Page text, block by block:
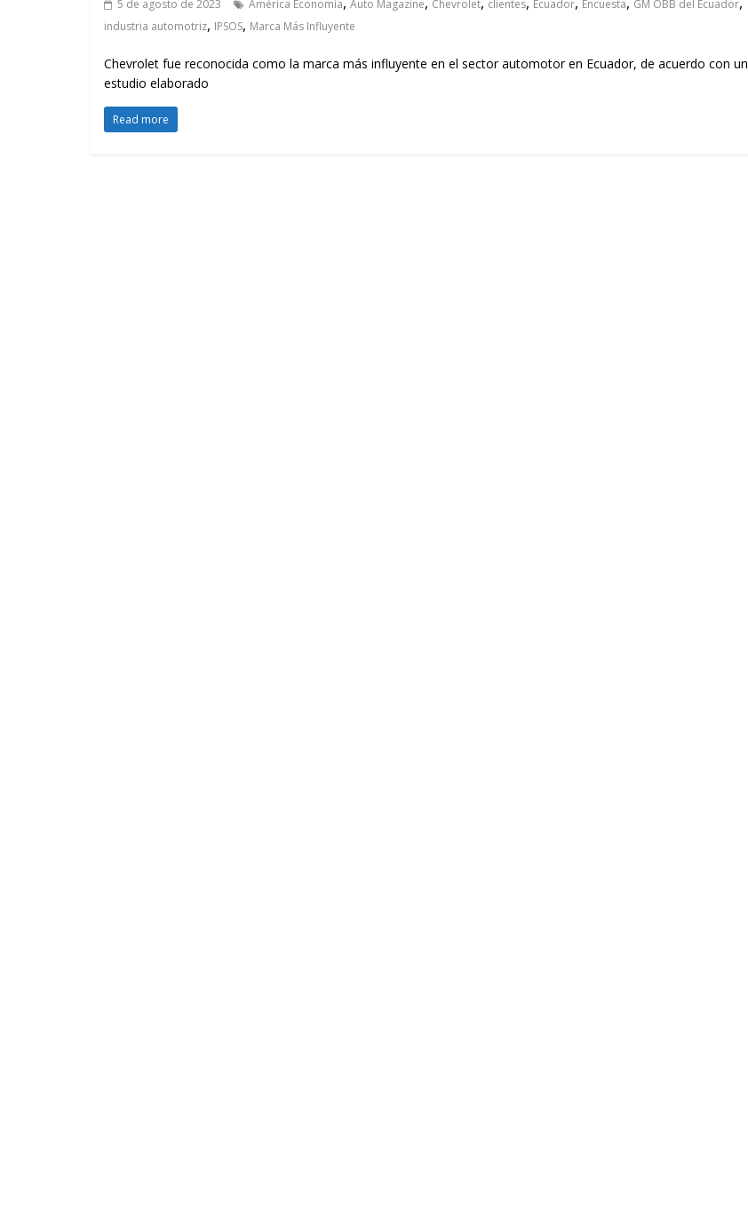
5 de agosto de 2023 América Economía Auto Magazine Chevrolet clientes Ecuador Encuesta GM OBB del Ecuador
industria automotriz, IPSOS, Marca Más Influyente
Chevrolet fue reconocida como la marca más influyente en el sector automotor en Ecuador, de acuerdo con un
estudio elaborado
Read more